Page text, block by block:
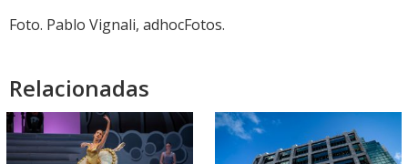
Foto. Pablo Vignali, adhocFotos.
Relacionadas